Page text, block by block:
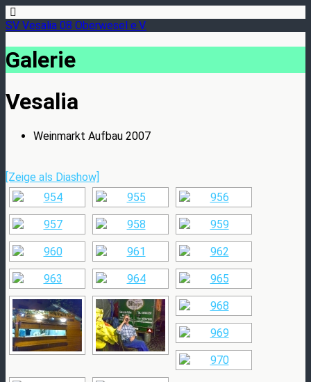
SV Vesalia 08 Oberwesel e.V.
Galerie
Vesalia
Weinmarkt Aufbau 2007
[Zeige als Diashow]